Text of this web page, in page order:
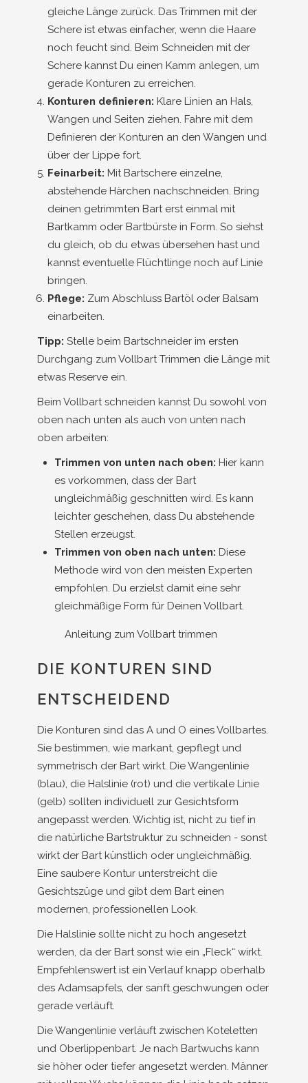
gleiche Länge zurück. Das Trimmen mit der
Schere ist etwas einfacher, wenn die Haare
noch feucht sind. Beim Schneiden mit der
Schere kannst Du einen Kamm anlegen, um
gerade Konturen zu erreichen.
Konturen definieren: Klare Linien an Hals,
Wangen und Seiten ziehen. Fahre mit dem
Definieren der Konturen an den Wangen und
über der Lippe fort.
Feinarbeit: Mit Bartschere einzelne,
abstehende Härchen nachschneiden. Bring
deinen getrimmten Bart erst einmal mit
Bartkamm oder Bartbürste in Form. So siehst
du gleich, ob du etwas übersehen hast und
kannst eventuelle Flüchtlinge noch auf Linie
bringen.
Pflege: Zum Abschluss Bartöl oder Balsam
einarbeiten.
Tipp: Stelle beim Bartschneider im ersten
Durchgang zum Vollbart Trimmen die Länge mit
etwas Reserve ein.
Beim Vollbart schneiden kannst Du sowohl von
oben nach unten als auch von unten nach
oben arbeiten:
Trimmen von unten nach oben: Hier kann
es vorkommen, dass der Bart
ungleichmäßig geschnitten wird. Es kann
leichter geschehen, dass Du abstehende
Stellen erzeugst.
Trimmen von oben nach unten: Diese
Methode wird von den meisten Experten
empfohlen. Du erzielst damit eine sehr
gleichmäßige Form für Deinen Vollbart.
Anleitung zum Vollbart trimmen
DIE KONTUREN SIND
ENTSCHEIDEND
Die Konturen sind das A und O eines Vollbartes.
Sie bestimmen, wie markant, gepflegt und
symmetrisch der Bart wirkt. Die Wangenlinie
(blau), die Halslinie (rot) und die vertikale Linie
(gelb) sollten individuell zur Gesichtsform
angepasst werden. Wichtig ist, nicht zu tief in
die natürliche Bartstruktur zu schneiden - sonst
wirkt der Bart künstlich oder ungleichmäßig.
Eine saubere Kontur unterstreicht die
Gesichtszüge und gibt dem Bart einen
modernen, professionellen Look.
Die Halslinie sollte nicht zu hoch angesetzt
werden, da der Bart sonst wie ein „Fleck“ wirkt.
Empfehlenswert ist ein Verlauf knapp oberhalb
des Adamsapfels, der sanft geschwungen oder
gerade verläuft.
Die Wangenlinie verläuft zwischen Koteletten
und Oberlippenbart. Je nach Bartwuchs kann
sie höher oder tiefer angesetzt werden. Männer